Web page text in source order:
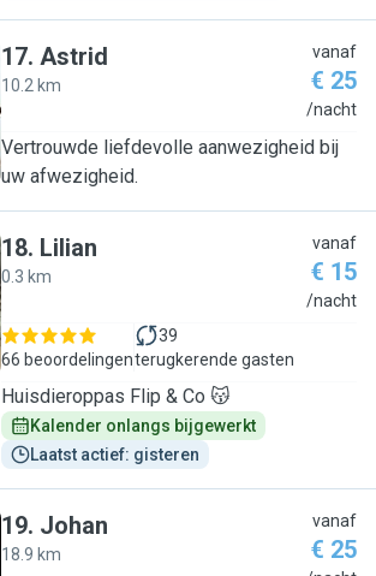
17. Astrid
10.2 km
vanaf
€ 25
/nacht
Vertrouwde liefdevolle aanwezigheid bij
uw afwezigheid.
18. Lilian
0.3 km
vanaf
€ 15
/nacht
66 beoordelingen
39
terugkerende gasten
Huisdieroppas Flip & Co 😽
Kalender onlangs bijgewerkt
Laatst actief: gisteren
19. Johan
18.9 km
vanaf
€ 25